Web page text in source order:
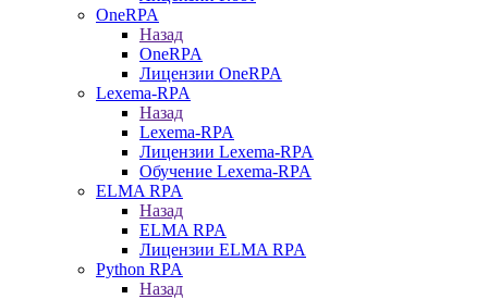
OneRPA
Назад
OneRPA
Лицензии OneRPA
Lexema-RPA
Назад
Lexema-RPA
Лицензии Lexema-RPA
Обучение Lexema-RPA
ELMA RPA
Назад
ELMA RPA
Лицензии ELMA RPA
Python RPA
Назад